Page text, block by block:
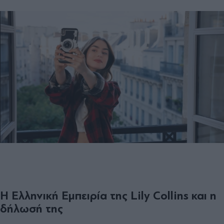
Η Ελληνική Εμπειρία της Lily Collins και η
δήλωσή της